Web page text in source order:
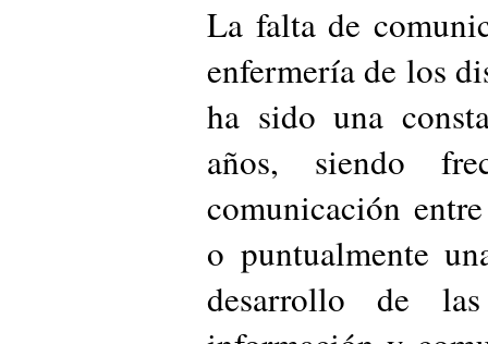
La falta de
enfermería de los
ha sido una
años, siendo
comunicación
o puntualmente
desarrollo de